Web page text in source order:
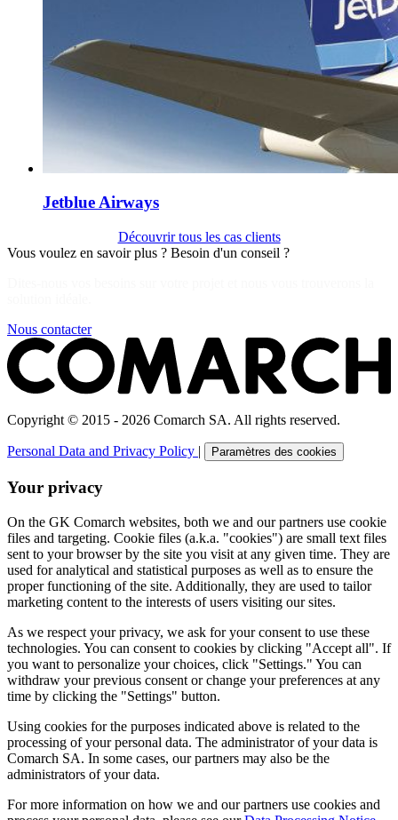
Jetblue Airways
Découvrir tous les cas clients
Vous voulez en savoir plus ? Besoin d'un conseil ?
Nous contacter
Copyright © 2015 - 2026 Comarch SA. All rights reserved.
Personal Data and Privacy Policy | Paramètres des cookies
Your privacy
On the GK Comarch websites, both we and our partners use cookie
files and targeting. Cookie files (a.k.a. "cookies") are small text files
sent to your browser by the site you visit at any given time. They are
used for analytical and statistical purposes as well as to ensure the
proper functioning of the site. Additionally, they are used to tailor
marketing content to the interests of users visiting our sites.
As we respect your privacy, we ask for your consent to use these
technologies. You can consent to cookies by clicking "Accept all". If
you want to personalize your choices, click "Settings." You can
withdraw your previous consent or change your preferences at any
time by clicking the "Settings" button.
Using cookies for the purposes indicated above is related to the
processing of your personal data. The administrator of your data is
Comarch SA. In some cases, our partners may also be the
administrators of your data.
For more information on how we and our partners use cookies and